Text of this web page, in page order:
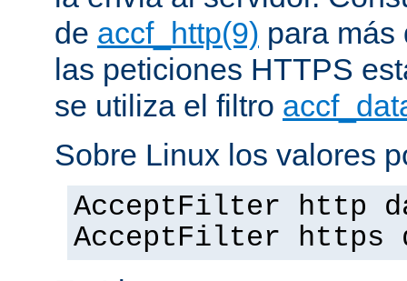
de accf_http(9) para más
las peticiones HTTPS
se utiliza el filtro
Sobre Linux los valores
AcceptFilter http
AcceptFilter https